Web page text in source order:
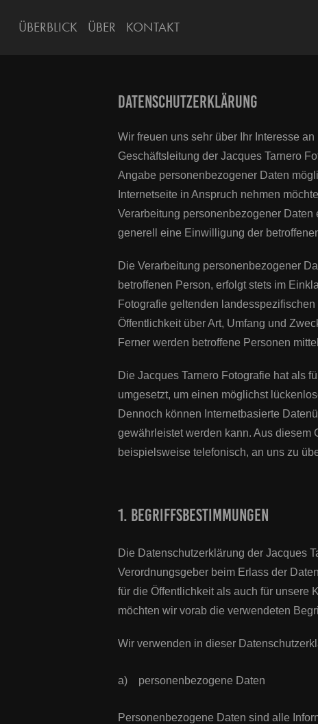
ÜBERBLICK ÜBER KONTAKT
DATENSCHUTZERKLÄRUNG
Wir freuen uns sehr über Ihr Interesse
Geschäftsleitung der Jacques Tarnero
Angabe personenbezogener Daten
Internetseite in Anspruch nehmen
Verarbeitung personenbezogener
generell eine Einwilligung der
Die Verarbeitung personenbezogener
betroffenen Person, erfolgt stets im
Fotografie geltenden
Öffentlichkeit über Art, Umfang und
Ferner werden betroffene Personen
Die Jacques Tarnero Fotografie hat als
umgesetzt, um einen möglichst
Dennoch können Internetbasierte
gewährleistet werden kann. Aus diesem
beispielsweise telefonisch, an uns zu
1. Begriffsbestimmungen
Die Datenschutzerklärung der Jacques
Verordnungsgeber beim Erlass der
für die Öffentlichkeit als auch für unsere
möchten wir vorab die verwendeten
Wir verwenden in dieser
a) personenbezogene Daten
Personenbezogene Daten sind alle